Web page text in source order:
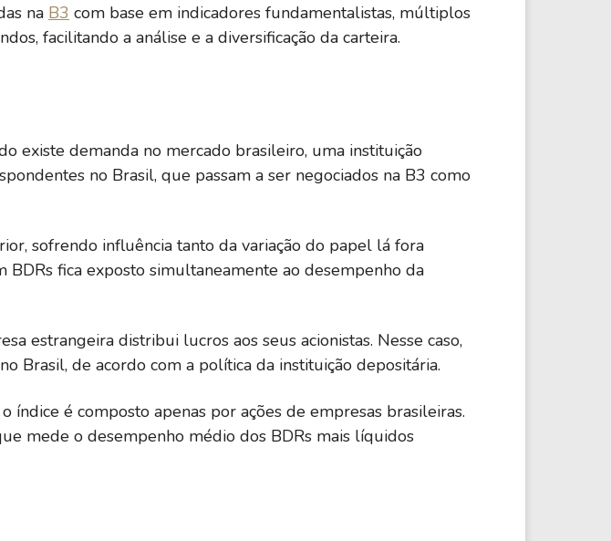
na B3 com base em indicadores fundamentalistas, múltiplos
facilitando a análise e a diversificação da carteira.
existe demanda no mercado brasileiro, uma instituição
no Brasil, que passam a ser negociados na B3 como
sofrendo influência tanto da variação do papel lá fora
fica exposto simultaneamente ao desempenho da
estrangeira distribui lucros aos seus acionistas. Nesse caso,
Brasil, de acordo com a política da instituição depositária.
índice é composto apenas por ações de empresas brasileiras.
mede o desempenho médio dos BDRs mais líquidos